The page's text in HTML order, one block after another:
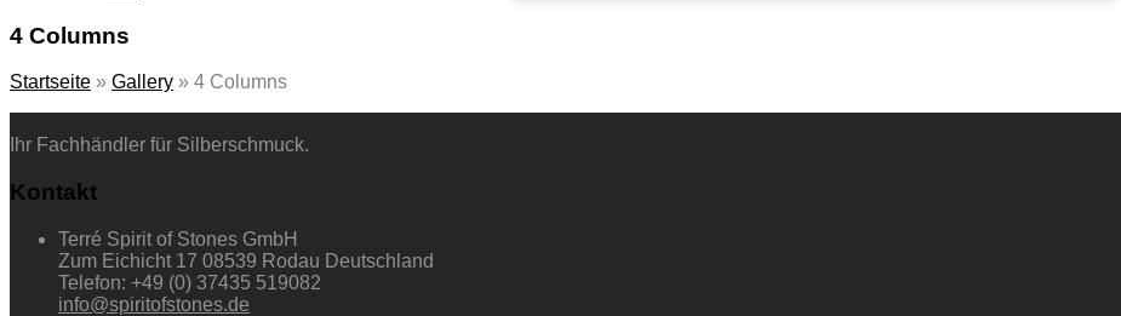
4 Columns
Startseite » Gallery » 4 Columns
Ihr Fachhändler für Silberschmuck.
Kontakt
Terré Spirit of Stones GmbH
Zum Eichicht 17 08539 Rodau Deutschland
Telefon: +49 (0) 37435 519082
info@spiritofstones.de